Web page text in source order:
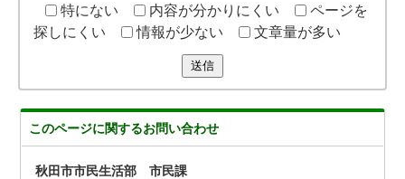
特にない
内容が分かりにくい
ページを
探しにくい
情報が少ない 文章量が多い
送信
このページに関するお問い合わせ
秋田市市民生活部 市民課